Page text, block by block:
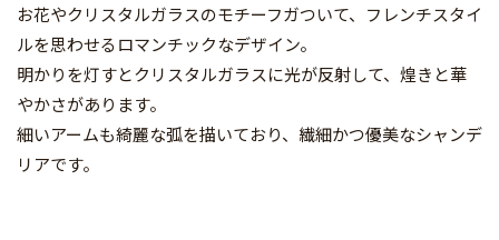
お花やクリスタルガラスのモチーフガついて、フレンチスタイ
ルを思わせるロマンチックなデザイン。
明かりを灯すとクリスタルガラスに光が反射して、煌きと華
やかさがあります。
細いアームも綺麗な弧を描いており、繊細かつ優美なシャンデ
リアです。